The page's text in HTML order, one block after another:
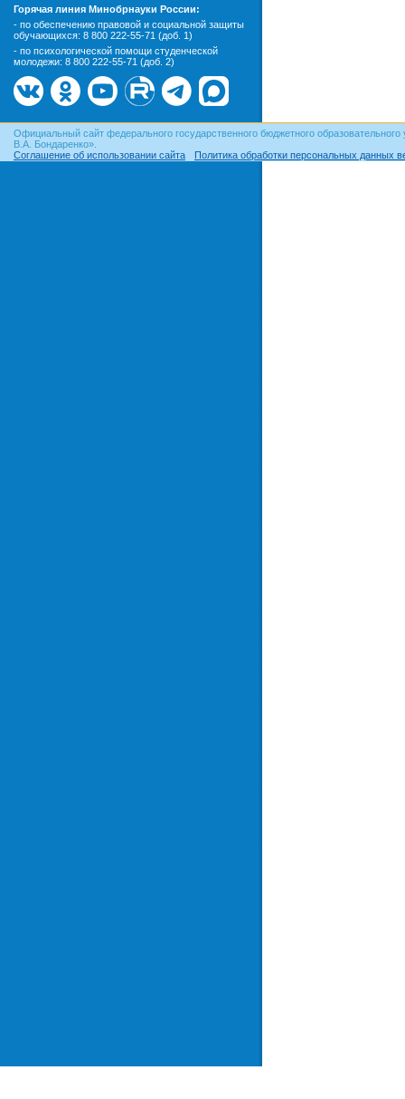
Горячая линия Минобрнауки России:
- по обеспечению правовой и социальной защиты
обучающихся: 8 800 222-55-71 (доб. 1)
- по психологической помощи студенческой
молодежи: 8 800 222-55-71 (доб. 2)
Официальный сайт федерального государственного бюджетного
В.А. Бондаренко».
Соглашение об использовании сайта
Политика обработки персональных данных